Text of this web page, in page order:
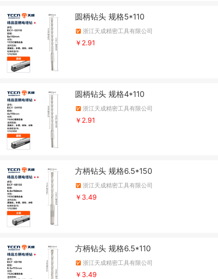
圆柄钻头 规格5*110
浙江天成精密工具有限公司
￥2.91
圆柄钻头 规格4*110
浙江天成精密工具有限公司
￥2.91
方柄钻头 规格6.5*150
浙江天成精密工具有限公司
￥3.49
方柄钻头 规格6.5*110
浙江天成精密工具有限公司
￥3.49